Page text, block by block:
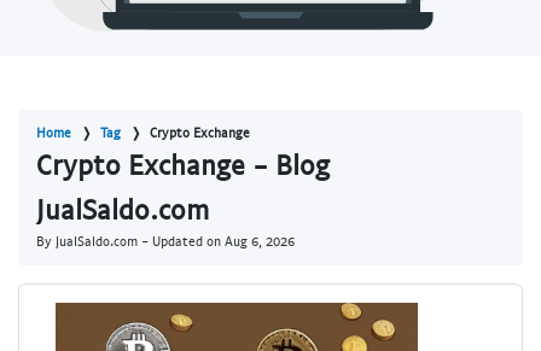
Home Tag Crypto Exchange
Crypto Exchange - Blog
JualSaldo.com
By JualSaldo.com - Updated on Aug 6, 2026